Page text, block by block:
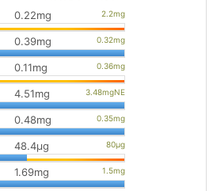
0.22mg
0.39mg
0.11mg
4.51mg
0.48mg
48.4μg
1.69mg